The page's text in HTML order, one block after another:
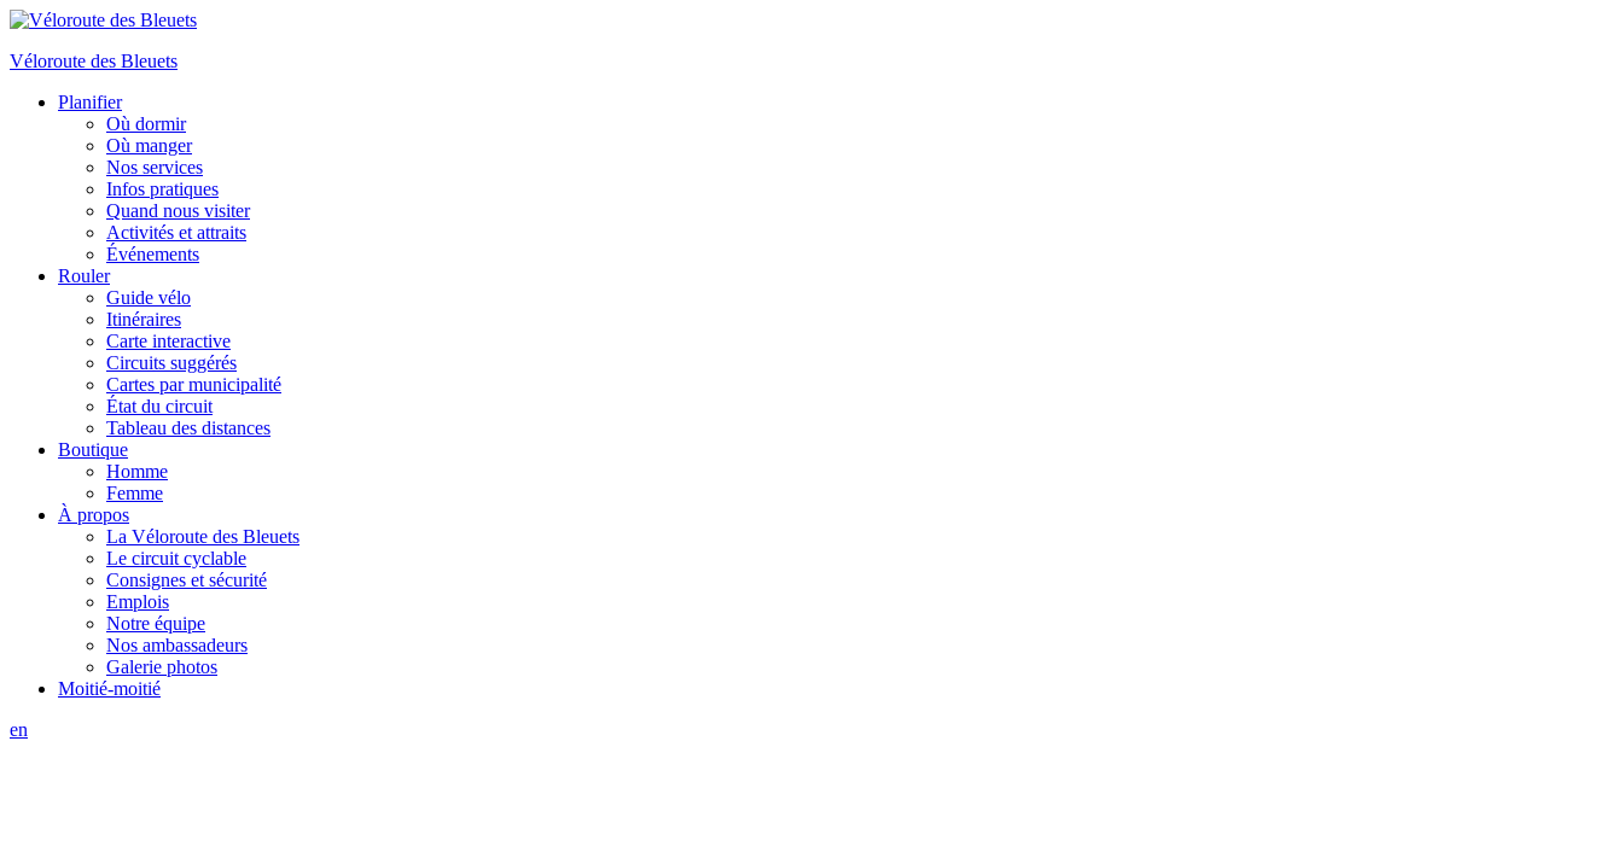
Véloroute des Bleuets
Planifier
Où dormir
Où manger
Nos services
Infos pratiques
Quand nous visiter
Activités et attraits
Événements
Rouler
Guide vélo
Itinéraires
Carte interactive
Circuits suggérés
Cartes par municipalité
État du circuit
Tableau des distances
Boutique
Homme
Femme
À propos
La Véloroute des Bleuets
Le circuit cyclable
Consignes et sécurité
Emplois
Notre équipe
Nos ambassadeurs
Galerie photos
Moitié-moitié
en